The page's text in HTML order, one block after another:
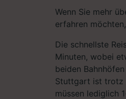
Wenn Sie mehr
erfahren
Die schnellste
Minuten, wobei
beiden
Stuttgart ist trotz
müssen lediglich